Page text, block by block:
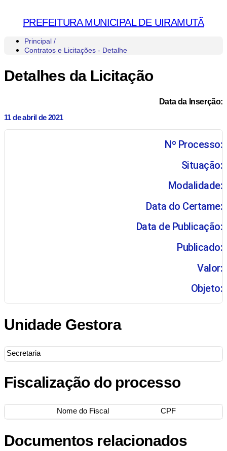
PREFEITURA MUNICIPAL DE UIRAMUTÃ
Principal /
Contratos e Licitações - Detalhe
Detalhes da Licitação
Data da Inserção:
11 de abril de 2021
Nº Processo:
Situação:
Modalidade:
Data do Certame:
Data de Publicação:
Publicado:
Valor:
Objeto:
Unidade Gestora
Secretaria
Fiscalização do processo
Nome do Fiscal CPF
Documentos relacionados